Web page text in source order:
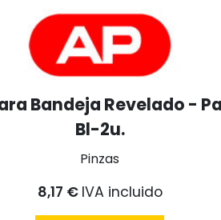
Bandeja Revelado -
Bl-2u.
Pinzas
8,17 € IVA incluido